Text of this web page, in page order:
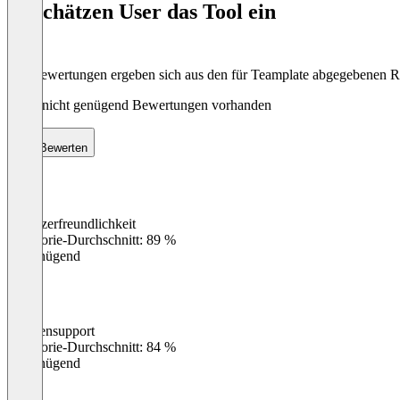
So schätzen User das Tool ein
Die Bewertungen ergeben sich aus den für Teamplate abgegebenen
Noch nicht genügend Bewertungen vorhanden
Bewerten
Benutzerfreundlichkeit
Kategorie-Durchschnitt: 89 %
Ungenügend
Kundensupport
Kategorie-Durchschnitt: 84 %
Ungenügend